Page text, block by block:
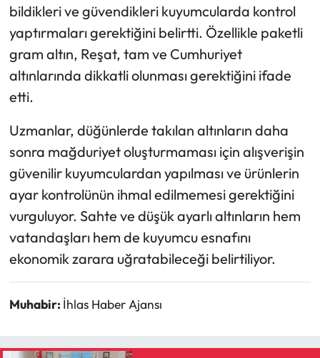
bildikleri ve güvendikleri kuyumcularda kontrol
yaptırmaları gerektiğini belirtti. Özellikle paketli
gram altın, Reşat, tam ve Cumhuriyet
altınlarında dikkatli olunması gerektiğini ifade
etti.
Uzmanlar, düğünlerde takılan altınların daha
sonra mağduriyet oluşturmaması için alışverişin
güvenilir kuyumculardan yapılması ve ürünlerin
ayar kontrolünün ihmal edilmemesi gerektiğini
vurguluyor. Sahte ve düşük ayarlı altınların hem
vatandaşları hem de kuyumcu esnafını
ekonomik zarara uğratabileceği belirtiliyor.
Muhabir: İhlas Haber Ajansı